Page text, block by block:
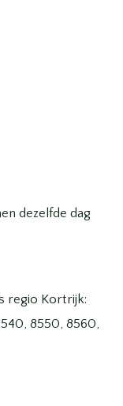
dezelfde dag
regio Kortrijk:
8550, 8560,